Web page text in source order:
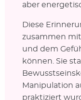
aber
Diese
zusammen
und dem
können. Sie
Manipulation
praktiziert